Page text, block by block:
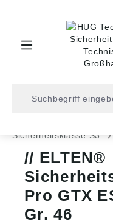
Sicherheitsklasse S3
ELTEN®
Pro GTX
Gr. 46